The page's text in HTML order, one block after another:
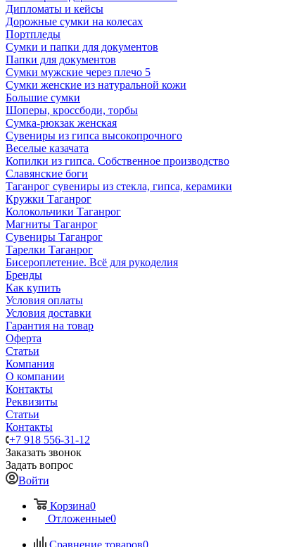
Дипломаты и кейсы
Дорожные сумки на колесах
Портпледы
Сумки и папки для документов
Папки для документов
Сумки мужские через плечо 5
Сумки женские из натуральной кожи
Большие сумки
Шоперы, кроссбоди, торбы
Сумка-рюкзак женская
Сувениры из гипса высокопрочного
Веселые казачата
Копилки из гипса. Собственное производство
Славянские боги
Таганрог сувениры из стекла, гипса, керамики
Кружки Таганрог
Колокольчики Таганрог
Магниты Таганрог
Сувениры Таганрог
Тарелки Таганрог
Бисероплетение. Всё для рукоделия
Бренды
Как купить
Условия оплаты
Условия доставки
Гарантия на товар
Оферта
Статьи
Компания
О компании
Контакты
Реквизиты
Статьи
Контакты
+7 918 556-31-12
Заказать звонок
Задать вопрос
Войти
Корзина0
Отложенные0
Сравнение товаров0